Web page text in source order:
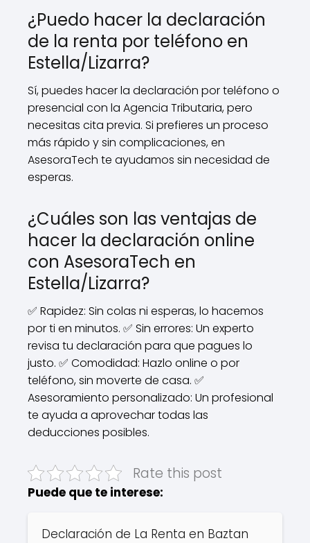
¿Puedo hacer la declaración
de la renta por teléfono en
Estella/Lizarra?
Sí, puedes hacer la declaración por teléfono o
presencial con la Agencia Tributaria, pero
necesitas cita previa. Si prefieres un proceso
más rápido y sin complicaciones, en
AsesoraTech te ayudamos sin necesidad de
esperas.
¿Cuáles son las ventajas de
hacer la declaración online
con AsesoraTech en
Estella/Lizarra?
✅ Rapidez: Sin colas ni esperas, lo hacemos
por ti en minutos. ✅ Sin errores: Un experto
revisa tu declaración para que pagues lo
justo. ✅ Comodidad: Hazlo online o por
teléfono, sin moverte de casa. ✅
Asesoramiento personalizado: Un profesional
te ayuda a aprovechar todas las
deducciones posibles.
Rate this post
Puede que te interese:
Declaración de La Renta en Baztan